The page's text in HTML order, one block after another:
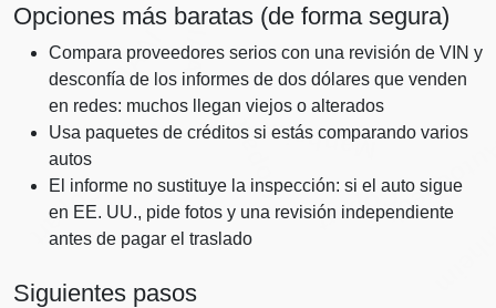
Copart
IAAIIAAI
CopartManheim
Copart
Opciones más baratas (de forma segura)
Compara proveedores serios con una revisión de VIN y
desconfía de los informes de dos dólares que venden
en redes: muchos llegan viejos o alterados
Usa paquetes de créditos si estás comparando varios
autos
El informe no sustituye la inspección: si el auto sigue
en EE. UU., pide fotos y una revisión independiente
antes de pagar el traslado
Siguientes pasos